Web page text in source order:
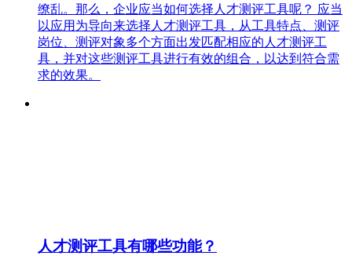
缭乱。那么，企业应当如何选择人才测评工具呢？ 应当
以应用为导向来选择人才测评工具，从工具特点、测评
岗位、测评对象多个方面出发匹配相应的人才测评工
具，并对这些测评工具进行有效的组合，以达到符合需
求的效果。
人才测评工具有哪些功能？